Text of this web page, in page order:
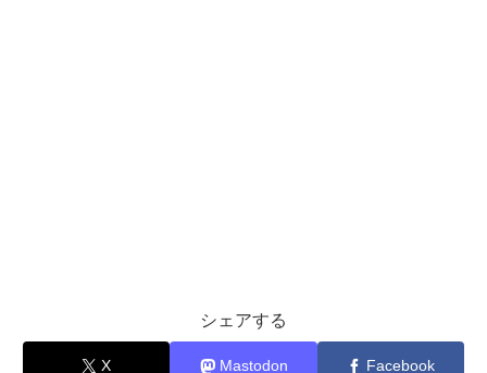
シェアする
X Mastodon Facebook